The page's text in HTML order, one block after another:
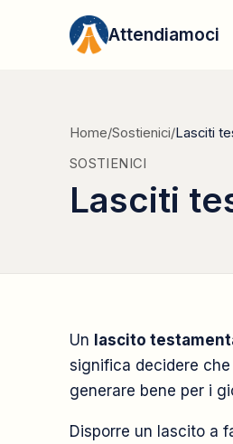
Vai al contenuto
Attendiamoci
Home/Sostienici/Lasciti
SOSTIENICI
Lasciti
Un lascito
significa decidere
generare bene per i
Disporre un lascito a